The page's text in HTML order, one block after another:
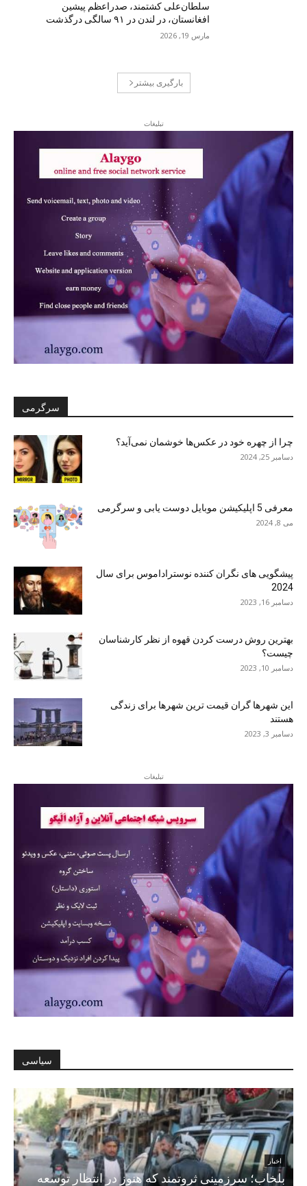
سلطان‌علی کشتمند، صدراعظم پیشین
افغانستان، در لندن در ۹۱ سالگی درگذشت
مارس 19, 2026
بارگیری بیشتر
تبلیغات
سرگرمی
چرا از چهره خود در عکس‌ها خوشمان نمی‌آید؟
دسامبر 25, 2024
معرفی 5 اپلیکیشن موبایل دوست یابی و سرگرمی
می 8, 2024
پیشگویی های نگران کننده نوستراداموس برای سال
2024
دسامبر 16, 2023
بهترین روش درست کردن قهوه از نظر کارشناسان
چیست؟
دسامبر 10, 2023
این شهرها گران قیمت ترین شهرها برای زندگی
هستند
دسامبر 3, 2023
تبلیغات
سیاسی
اخبار
بلخاب؛ سرزمینی ثروتمند که هنوز در انتظار توسعه